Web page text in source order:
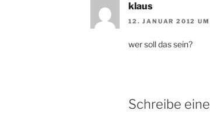
klaus
12. JANUAR 2012
wer soll das sein?
Schreibe